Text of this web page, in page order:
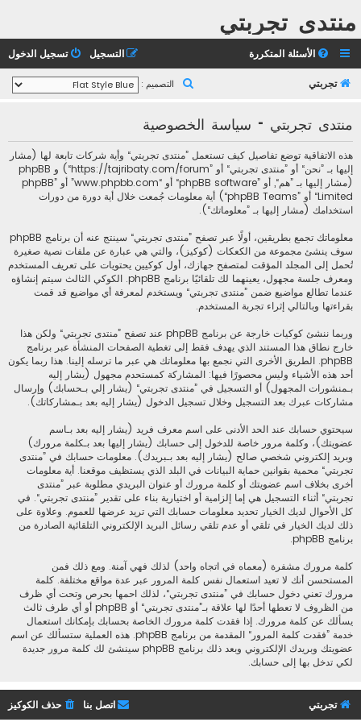
منتدى تجربتي
الأسئلة المتكررة تسجيل الدخول التسجيل
تجربتي التصميم :
ث
منتدى تجربتي - سياسة الخصوصية
هذه الاتفاقية توضع تفاصيل كيف تستعمل ”منتدى تجربتي“ وأية شركات تابعة لها (مشار
إليها بـ ”نحن“ أو ”منتدى تجربتي“ أو ”https://tajribaty.com/forum“) و phpBB
(مشار إليها بـ ”هم“, أو ”phpBB software“ أو “www.phpbb.com” أو ”phpBB
Limited“ أو ”phpBB Teams“) أية معلومات جُمعت خلال أية دورة من دورات
استخدامك (مشار إليها بـ ”معلوماتك“).
معلوماتك تجمع بطريقين، أولًا عبر تصفح ”منتدى تجربتي“ سينتج عنه أن برنامج phpBB
سوف ينشئ مجموعة من الكعكات (كوكيز)، والتي هي عبارة عن ملفات نصية صغيرة
تُحمل إلى المجلد المؤقت لمتصفح جهازك، أول كوكيين يحتويات على تعريف المستخدم
ومعرف جلسة مجهول، يعينهما لك تلقائيًا برنامج phpBB. الكوكي الثالث سيتم إنشاؤه
عندما تطالع مواضيع ضمن ”منتدى تجربتي“ ويستخدم لمعرفة أي مواضيع قد قمت
بقراءتها وبالتالي إثراء تجربة المستخدم.
وربما ننشئ كوكيات خارجة عن برنامج phpBB عند تصفح ”منتدى تجربتي“ ولكن هذا
خارج نطاق هذا المستند الذي يهدف فقط إلى تغطية الصفحات المنشأة عبر برنامج
phpBB. الطريق الأخرى التي نجمع بها معلوماتك هي عبر ما ترسله إلينا. هذا ربما يكون
أحد هذه الأشياء وليس محصورًا فيها: المشاركة كمستحدم مجهول (يشار إليه
بـمنشورات المجهول) أو التسجيل في ”منتدى تجربتي“ (يشار إلي بـحسابك) وإرسال
مشاركات عبرك بعد التسجيل وخلال تسجيل الدخول (يشار إليه بعد بـمشاركاتك).
سيحتوي حسابك عند الحد الأدنى على اسم معرف فريد (يشار إليه بعد بـاسم
عضويتك)، وكلمة مرور خاصة للدخول إلى حسابك (يشار إليها بعد بـكلمة مرورك)
وبريد إلكتروني شخصي صالح (يشار إليه بعد بـبريدك). معلومات حسابك في ”منتدى
تجربتي“ محمية بقوانين حماية البيانات في البلد الذي يستظيف موقعنا. أية معلومات
أخرى بخلاف اسم عضويتك أو كلمة مرورك أو عنوان البريدي مطلوبة عبر ”منتدى
تجربتي“ أثناء التسجيل هي إما إلزامية أو اختيارية بناء على تقدير ”منتدى تجربتي“. في
كل الأحوال لديك الخيار تحديد معلومات حسابك التي تريد عرضها للعموم. وعلاوة على
ذلك لديك الخيار في تلقي أو عدم تلقي رسائل البريد الإلكتروني التلقائية الصادرة من
برنامج phpBB.
كلمة مرورك مشفرة (معماه في اتجاه واحد) لذلك فهي آمنة. ومع ذلك فمن
المستحسن أنك لا تعيد استعمال نفس كلمة المرور عبر عدة مواقع مختلفة. كلمة
مرورك تعني دخول حسابك في ”منتدى تجربتي“، لذلك احمها بحرص وتحت أي ظرف
من الظروف لا تعطها أحدًا لها علاقة بـ”منتدى تجربتي“ أو phpBB أو أي طرف ثالث
يسألك عن كلمة مرورك. إذا فقدت كلمة مرورك الخاصة بحسابك بإمكانك استعمال
خدمة ”فقدت كلمة المرور“ المقدمة من برنامج phpBB. هذه العملية ستسألك عن اسم
عضويتك وبريدك الإلكتروني وبعد ذلك برنامج phpBB سينشئ لك كلمة مرور جديدة
لكي تدخل بها إلى حسابك.
تجربتي حذف الكوكيز اتصل بنا